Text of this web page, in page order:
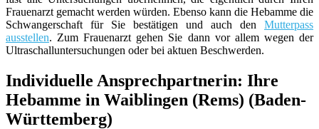
Frauenarzt gemacht werden würden. Ebenso kann die Hebamme die
Schwangerschaft für Sie bestätigen und auch den Mutterpass
ausstellen. Zum Frauenarzt gehen Sie dann vor allem wegen der
Ultraschalluntersuchungen oder bei aktuen Beschwerden.
Individuelle Ansprechpartnerin: Ihre
Hebamme in Waiblingen (Rems) (Baden-
Württemberg)